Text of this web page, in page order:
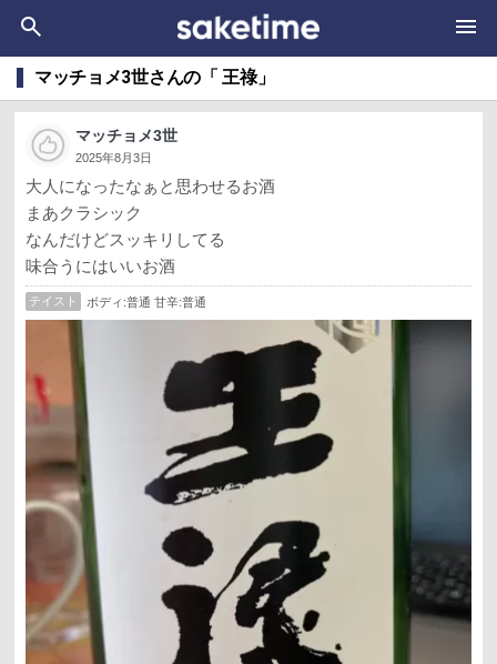
マッチョメ3世さんの「 王祿」
マッチョメ3世
2025年8月3日
大人になったなぁと思わせるお酒
まあクラシック
なんだけどスッキリしてる
味合うにはいいお酒
テイスト ボディ:普通 甘辛:普通